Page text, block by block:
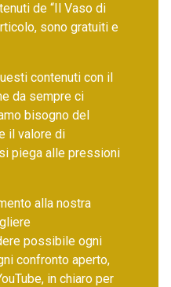
de “Il Vaso di
sono gratuiti e
contenuti con il
da sempre ci
bisogno del
il valore di
piega alle pressioni
alla nostra
possibile ogni
confronto aperto,
in chiaro per